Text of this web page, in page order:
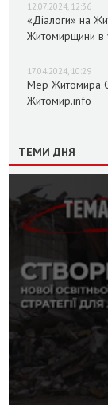
12.07.2024, 12:36
«Діалоги» на
Житомирщини в
17.04.2024, 10:29
Мер Житомира
Житомир.info
ТЕМИ ДНЯ